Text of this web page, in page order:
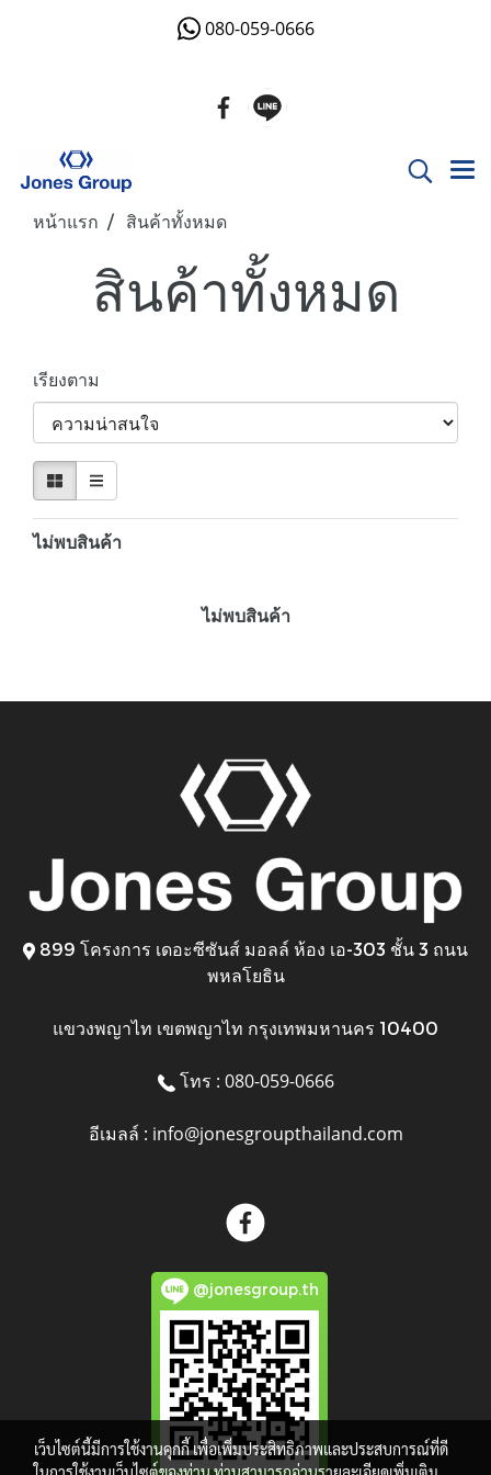
080-059-0666
หน้าแรก สินค้าทั้งหมด
สินค้าทั้งหมด
เรียงตาม
ไม่พบสินค้า
ไม่พบสินค้า
899 โครงการ เดอะซีซันส์ มอลล์ ห้อง เอ-303 ชั้น 3 ถนน
พหลโยธิน
แขวงพญาไท เขตพญาไท กรุงเทพมหานคร 10400
โทร : 080-059-0666
อีเมลล์ : info@jonesgroupthailand.com
@jonesgroup.th
เว็บไซต์นี้มีการใช้งานคุกกี้ เพื่อเพิ่มประสิทธิภาพและประสบการณ์ที่ดี